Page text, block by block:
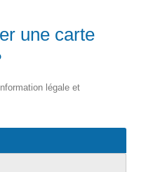
une carte
légale et